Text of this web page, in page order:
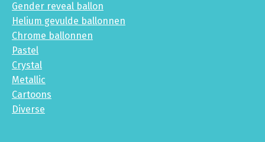
Gender reveal ballon
Helium gevulde ballonnen
Chrome ballonnen
Pastel
Crystal
Metallic
Cartoons
Diverse